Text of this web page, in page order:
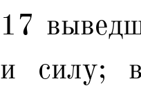
17
и силу;